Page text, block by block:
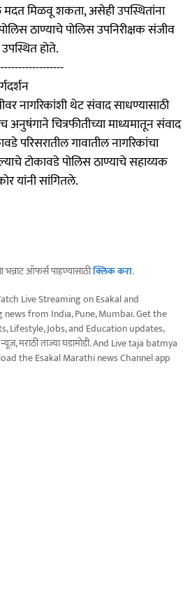
मिळवू शकता, असेही उपस्थितांना
ठाण्याचे पोलिस उपनिरीक्षक संजीव
होते.
नागरिकांशी थेट संवाद साधण्यासाठी
चित्रफीतीच्या माध्यमातून संवाद
परिसरातील गावातील नागरिकांचा
टोकावडे पोलिस ठाण्याचे सहाय्यक
यांनी सांगितले.
भन्नाट ऑफर्स पाहण्यासाठीक्लिक करा.
Live Streaming on Esakal and
news from India, Pune, Mumbai. Get the
Lifestyle, Jobs, and Education updates,
न्यूज, मराठी ताज्या घडामोडी. And Live taja batmya
the Esakal Marathi news Channel app